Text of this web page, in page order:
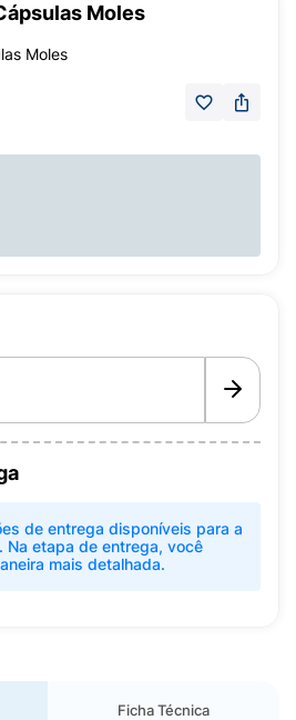
Moles
Moles
de entrega disponíveis para a
Na etapa de entrega, você
mais detalhada.
Ficha Técnica